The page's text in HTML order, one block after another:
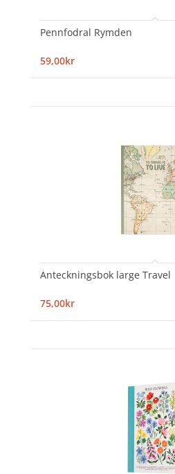
Pennfodral Rymden
59,00kr
Anteckningsbok large Travel
75,00kr